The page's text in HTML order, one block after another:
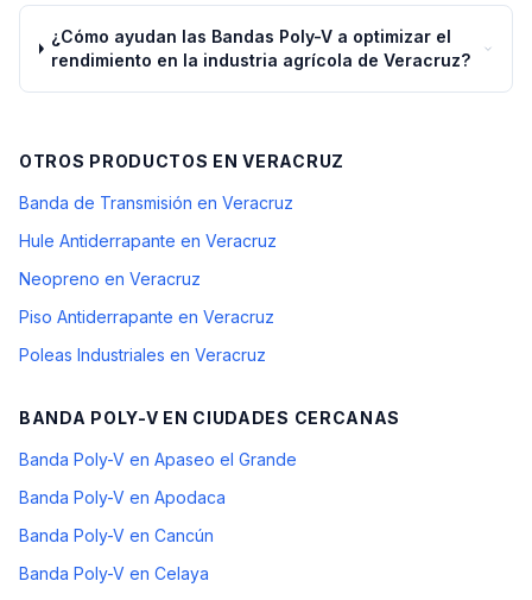
¿Cómo ayudan las Bandas Poly-V a optimizar el
rendimiento en la industria agrícola de Veracruz?
OTROS PRODUCTOS ENVERACRUZ
Banda de Transmisión en Veracruz
Hule Antiderrapante en Veracruz
Neopreno en Veracruz
Piso Antiderrapante en Veracruz
Poleas Industriales en Veracruz
BANDA POLY-V EN CIUDADES CERCANAS
Banda Poly-V en Apaseo el Grande
Banda Poly-V en Apodaca
Banda Poly-V en Cancún
Banda Poly-V en Celaya